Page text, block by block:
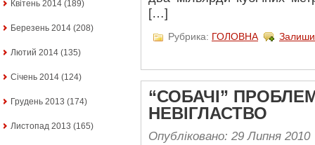
Квітень 2014 (189)
Березень 2014 (208)
Лютий 2014 (135)
Січень 2014 (124)
Грудень 2013 (174)
Листопад 2013 (165)
[…]
Рубрика: ГОЛОВНА
“СОБАЧІ”
НЕВІГЛАСТВО
Опубліковано: 29 Липня 2010